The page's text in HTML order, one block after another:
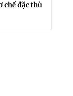
chế đặc thù